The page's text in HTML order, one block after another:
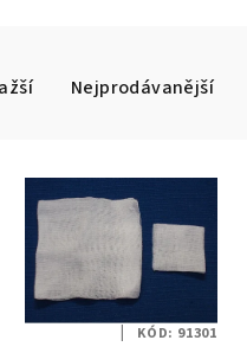
Nejprodávanější
KÓD: 91301